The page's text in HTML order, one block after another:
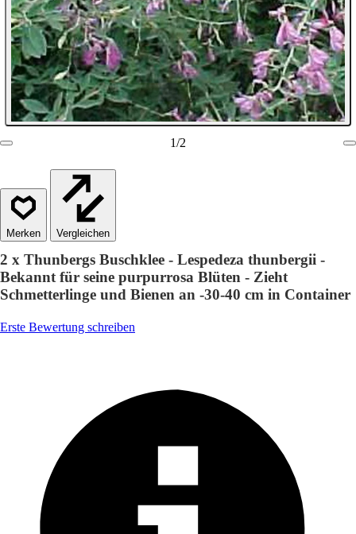
1/2
Vergleichen
2 x Thunbergs Buschklee - Lespedeza thunbergii -
Bekannt für seine purpurrosa Blüten - Zieht
Schmetterlinge und Bienen an -30-40 cm in Container
Erste Bewertung schreiben